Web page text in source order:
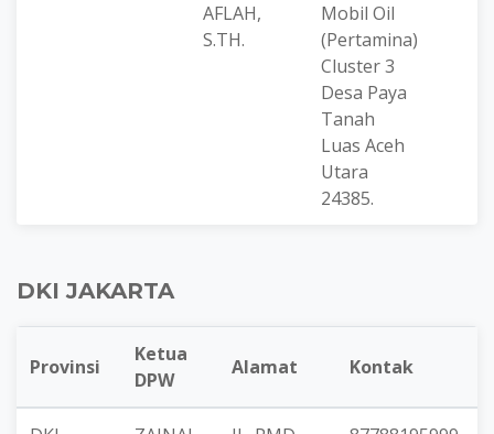
AFLAH,
S.TH.
Mobil Oil
(Pertamina)
Cluster 3
Desa Paya
Tanah
Luas Aceh
Utara
24385.
DKI JAKARTA
Provinsi
Ketua
DPW
Alamat Kontak